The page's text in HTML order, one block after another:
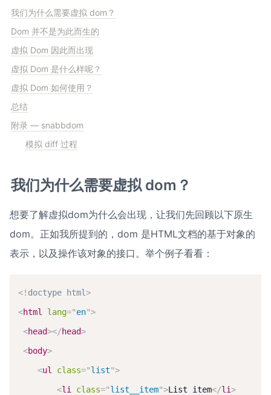
我们为什么需要虚拟 dom？
Dom 并不是为此而生的
虚拟 Dom 因此而出现
虚拟 Dom 是什么样呢？
虚拟 Dom 如何使用？
总结
附录 — snabbdom
模拟 diff 过程
我们为什么需要虚拟 dom？
想要了解虚拟dom为什么会出现，让我们先回顾以下原生
dom。正如我所提到的，dom 是HTML文档的基于对象的
表示，以及操作该对象的接口。举个例子看看：
<! doctype html>
<html lang="en">
<head></head>
<body>
<ul class="list">
<li class="list__item">List item</li>